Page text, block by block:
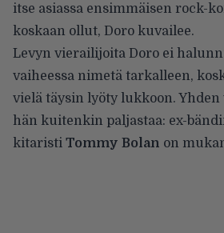
itse asiassa ensimmäisen rock-
koskaan ollut, Doro kuvailee.
Levyn vierailijoita Doro ei
vaiheessa nimetä tarkalleen,
vielä täysin lyöty lukkoon.
hän kuitenkin paljastaa: ex-
kitaristi Tommy Bolan on